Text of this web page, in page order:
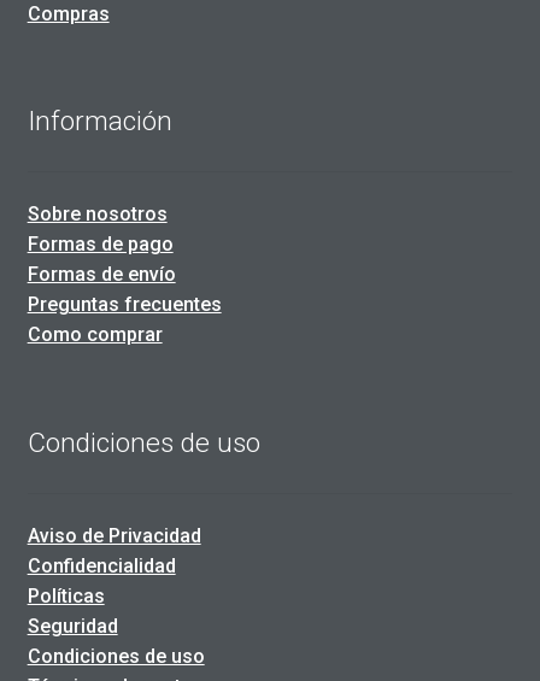
Compras
Información
Sobre nosotros
Formas de pago
Formas de envío
Preguntas frecuentes
Como comprar
Condiciones de uso
Aviso de Privacidad
Confidencialidad
Políticas
Seguridad
Condiciones de uso